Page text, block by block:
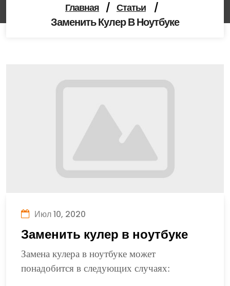
Главная / Статьи /
Заменить Кулер В Ноутбуке
Июл 10, 2020
Заменить кулер в ноутбуке
Замена кулера в ноутбуке может
понадобится в следующих случаях: